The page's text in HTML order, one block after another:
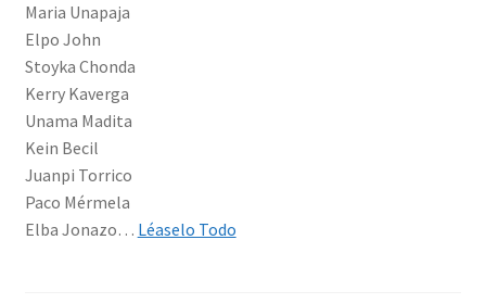
Maria Unapaja
Elpo John
Stoyka Chonda
Kerry Kaverga
Unama Madita
Kein Becil
Juanpi Torrico
Paco Mérmela
Elba Jonazo… Léaselo Todo